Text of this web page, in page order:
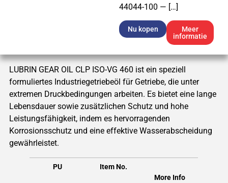
44044-100 — […]
Nu kopen
Meer
informatie
LUBRIN GEAR OIL CLP ISO-VG 460 ist ein speziell
formuliertes Industriegetriebeöl für Getriebe, die unter
extremen Druckbedingungen arbeiten. Es bietet eine lange
Lebensdauer sowie zusätzlichen Schutz und hohe
Leistungsfähigkeit, indem es hervorragenden
Korrosionsschutz und eine effektive Wasserabscheidung
gewährleistet.
PU
Item No.
More Info